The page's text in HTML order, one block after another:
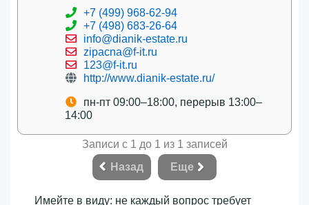
+7 (499) 968-62-94
+7 (498) 683-26-64
info@dianik-estate.ru
zipacna@f-it.ru
123@f-it.ru
http://www.dianik-estate.ru/
пн-пт 09:00–18:00, перерыв 13:00–
14:00
Записи с 1 до 1 из 1 записей
Назад
Еще
Имейте в виду: не каждый вопрос требует